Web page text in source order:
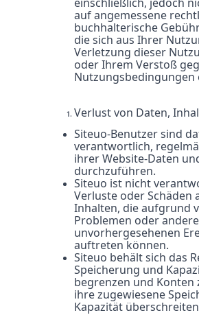
auf angemessene
buchhalterische
die sich aus Ihrer
Verletzung dieser
oder Ihrem Verstoß
Nutzungsbedingungen
Verlust von Daten,
Siteuo-Benutzer sind
verantwortlich,
ihrer Website-Daten
durchzuführen.
Siteuo ist nicht
Verluste oder Schäden
Inhalten, die aufgrund
Problemen oder
unvorhergesehenen
auftreten können.
Siteuo behält sich das
Speicherung und
begrenzen und Konten
ihre zugewiesene
Kapazität